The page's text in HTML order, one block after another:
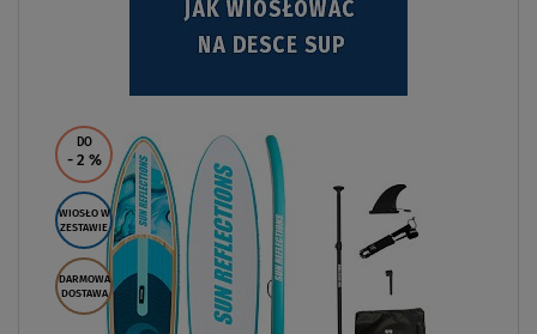
DO
- 2 %
WIOSŁO W
ZESTAWIE
DARMOWA
DOSTAWA